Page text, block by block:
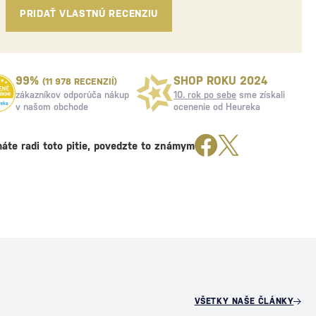
PRIDAŤ VLASTNÚ RECENZIU
99% (11 978 RECENZIÍ)
zákazníkov odporúča nákup
v našom obchode
SHOP ROKU 2024
10. rok po sebe sme získali
ocenenie od Heureka
radi toto pitie, povedzte to známym
VŠETKY NAŠE ČLÁNKY